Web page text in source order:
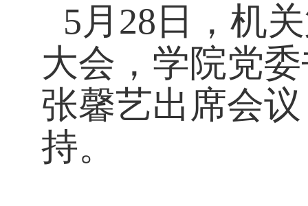
5月28日，机
大会，学院党
张馨艺出席会
持。